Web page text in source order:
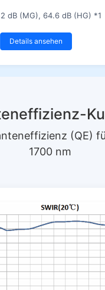
dB (MG), 64.6 dB (HG) *1
Details ansehen
(QE)
1700 nm